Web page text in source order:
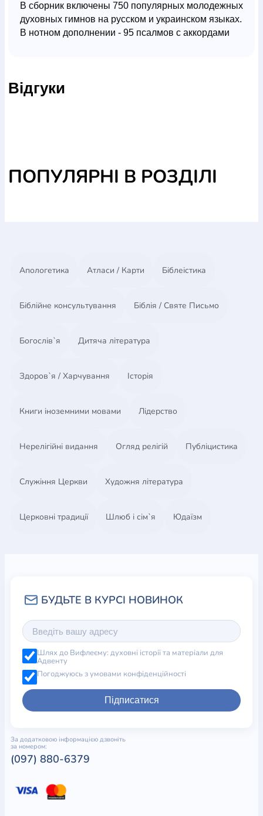
В сборник включены 750 популярных молодежных
духовных гимнов на русском и украинском языках.
В нотном дополнении - 95 псалмов с аккордами
Відгуки
ПОПУЛЯРНІ В РОЗДІЛІ
Апологетика Атласи / Карти Біблеістика
Біблійне консультування Біблія / Святе Письмо
Богослів`я Дитяча література
Здоров`я / Харчування Історія
Книги іноземними мовами Лідерство
Нерелігійні видання Огляд релігій Публіцистика
Служіння Церкви Художня література
Церковні традиції Шлюб і сім`я Юдаїзм
Шлях до Вифлеєму: духовні історії та матеріали для
Адвенту
Погоджуюсь з умовами конфіденційності
Підписатися
За додатковою інформацією дзвоніть
за номером:
(097) 880-6379